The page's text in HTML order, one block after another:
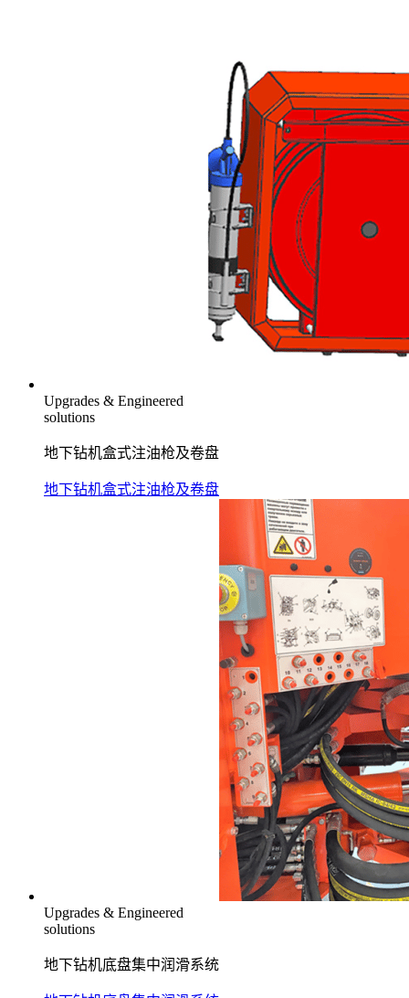
Upgrades & Engineered
solutions
地下钻机盒式注油枪及卷盘
地下钻机盒式注油枪及卷盘
Upgrades & Engineered
solutions
地下钻机底盘集中润滑系统